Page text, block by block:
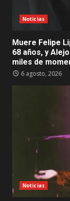
Noticias
Muere Felipe
68 años, y
miles de
6 agosto, 2026
Noticias